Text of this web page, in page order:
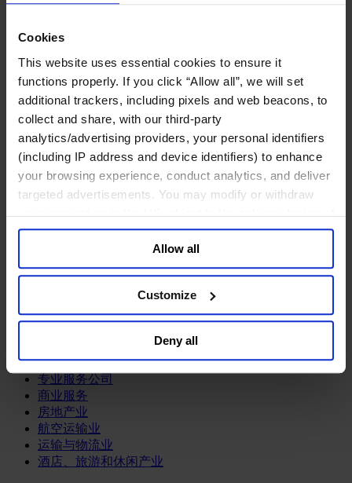
Cookies
This website uses essential cookies to ensure it
functions properly. If you click “Allow all”, we will set
additional trackers, including pixels and web beacons, to
collect and share, with our third-party
analytics/advertising providers, your personal identifiers
(including IP address and device identifiers) to enhance
your browsing experience, conduct analytics, and deliver
targeted advertisements. You may modify or withdraw
your consent or, in the US, object to the sale or sharing of
your data for targeted advertising, by clicking “Do Not
Sell or Share My Personal Information” in the footer of
the website. You must opt-out of each device and each
browser. For additional information and retention terms
general collection and use of personal information see
Allow all
Customize
Deny all
工业
化工与过程工业咨询团队
汽车与交通设备
能源业
金属与矿业
金融服务业
主权财富基金
保险业
基础设施
投资银行、企业银行与金融市场
资产管理行业
风控职能
专业服务公司
商业服务
房地产业
航空运输业
运输与物流业
酒店、旅游和休闲产业